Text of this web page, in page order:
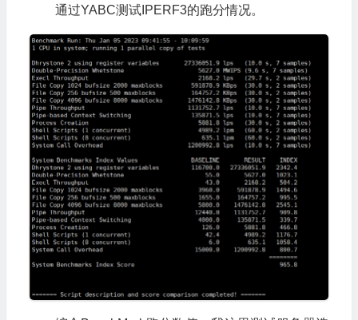
通过YABC测试IPERF3的跑分情况。